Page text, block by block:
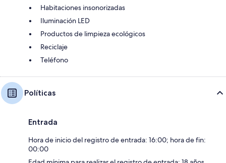
Habitaciones insonorizadas
Iluminación LED
Productos de limpieza ecológicos
Reciclaje
Teléfono
Políticas
Entrada
Hora de inicio del registro de entrada: 16:00; hora de fin:
00:00